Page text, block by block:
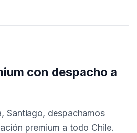
con despacho a
Santiago, despachamos
premium a todo Chile.